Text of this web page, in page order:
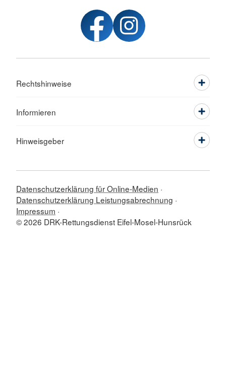
Rechtshinweise
Informieren
Hinweisgeber
Datenschutzerklärung für Online-Medien
Datenschutzerklärung Leistungsabrechnung
Impressum
© 2026 DRK-Rettungsdienst Eifel-Mosel-Hunsrück